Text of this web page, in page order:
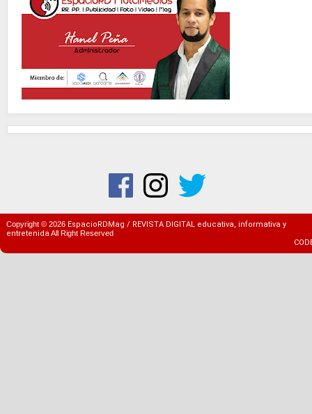
Copyright © 2026 EspacioRDMag / REVISTA DIGITAL educativa, informativa y
entretenidaAll Right Reserved